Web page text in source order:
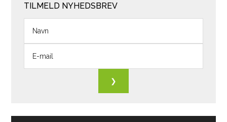
TILMELD NYHEDSBREV